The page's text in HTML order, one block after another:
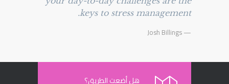
keys to stress management.
— Josh Billings
هل أضعت الطريق؟